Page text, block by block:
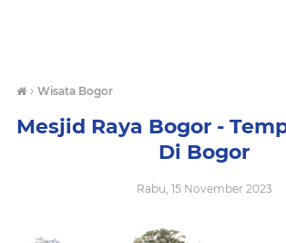
› Wisata Bogor
Mesjid Raya Bogor -
Di Bogor
Rabu, 15 November 2023